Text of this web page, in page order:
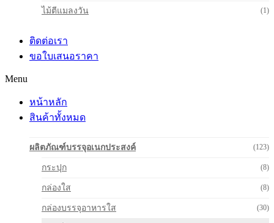
ไม้ตีแมลงวัน (1)
ติดต่อเรา
ขอใบเสนอราคา
Menu
หน้าหลัก
สินค้าทั้งหมด
ผลิตภัณฑ์บรรจุอเนกประสงค์ (123)
กระปุก (8)
กล่องใส (8)
กล่องบรรจุอาหารใส (30)